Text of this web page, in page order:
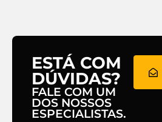
ESTÁ COM
DÚVIDAS?
FALE COM UM
DOS NOSSOS
ESPECIALISTAS.